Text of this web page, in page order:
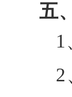
五
2